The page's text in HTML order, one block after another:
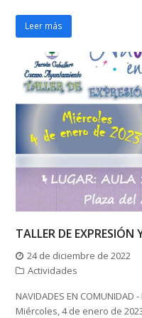
Leer más
TALLER DE EXPRESIÓN
24 de diciembre de 2022
Actividades
NAVIDADES EN COMUNIDAD
Miércoles, 4 de enero de